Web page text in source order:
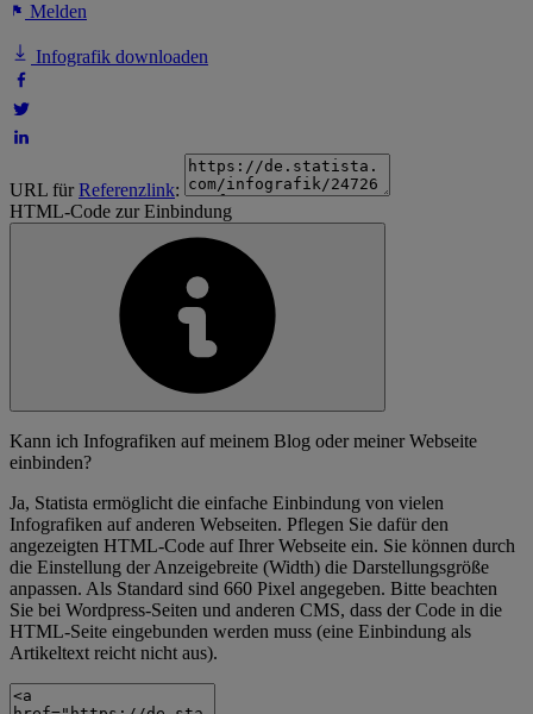
Melden
Infografik downloaden
URL fürReferenzlink:
HTML-Code zur Einbindung
Kann ich Infografiken auf meinem Blog oder meiner Webseite
einbinden?
Ja, Statista ermöglicht die einfache Einbindung von vielen
Infografiken auf anderen Webseiten. Pflegen Sie dafür den
angezeigten HTML-Code auf Ihrer Webseite ein. Sie können durch
die Einstellung der Anzeigebreite (Width) die Darstellungsgröße
anpassen. Als Standard sind 660 Pixel angegeben. Bitte beachten
Sie bei Wordpress-Seiten und anderen CMS, dass der Code in die
HTML-Seite eingebunden werden muss (eine Einbindung als
Artikeltext reicht nicht aus).